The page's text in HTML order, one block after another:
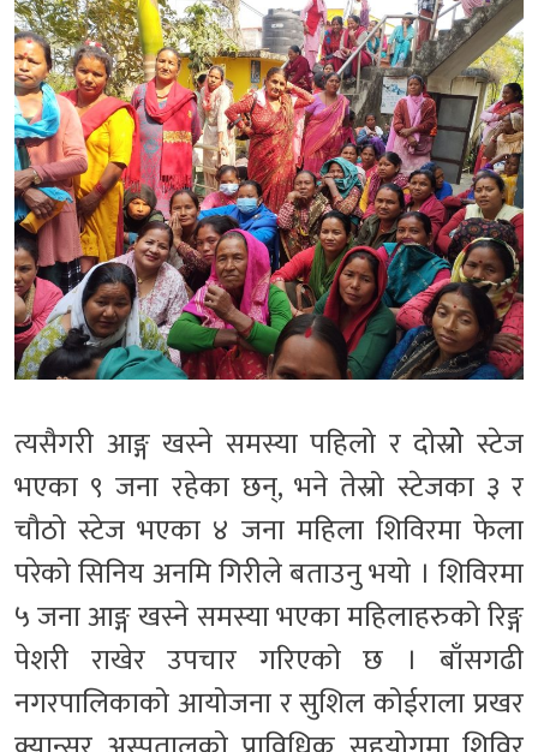
त्यसैगरी आङ्ग खस्ने समस्या पहिलो र दोस्रोे स्टेज
भएका ९ जना रहेका छन्, भने तेस्रो स्टेजका ३ र
चौठो स्टेज भएका ४ जना महिला शिविरमा फेला
परेको सिनिय अनमि गिरीले बताउनु भयो । शिविरमा
५ जना आङ्ग खस्ने समस्या भएका महिलाहरुको रिङ्ग
पेशरी राखेर उपचार गरिएको छ । बाँसगढी
नगरपालिकाको आयोजना र सुशिल कोईराला प्रखर